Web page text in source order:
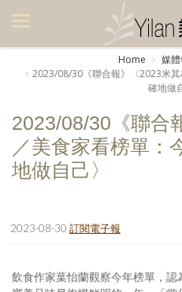
美食集
美飲集
廚房集
旅遊集
旅遊美食集
日記簿
Home 媒
2023/08/30《聯合報》〈2023米
確地做
2023/08/30《聯合
／美食家看榜單：
地做自己〉
2023-08-30 訂閱電子報
飲食作家葉怡蘭觀察今年榜單，